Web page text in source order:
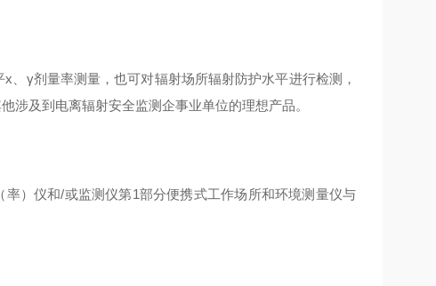
x、γ剂量率测量，也可对辐射场所辐射防护水平进行检测，
涉及到电离辐射安全监测企事业单位的理想产品。
）仪和/或监测仪第1部分便携式工作场所和环境测量仪与